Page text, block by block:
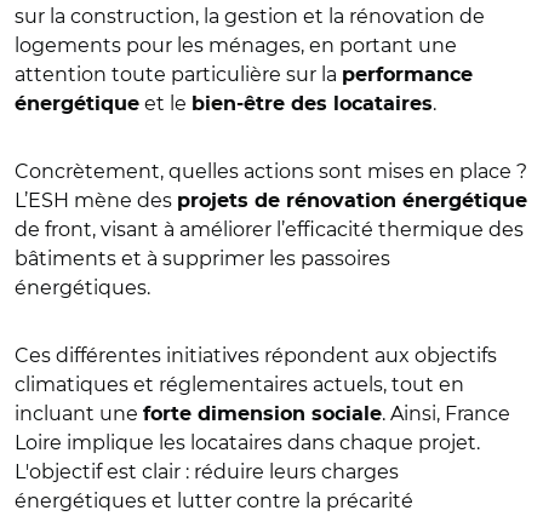
sur la construction, la gestion et la rénovation de
logements pour les ménages, en portant une
attention toute particulière sur la performance
énergétique et le bien-être des locataires.
Concrètement, quelles actions sont mises en place ?
L’ESH mène des projets de rénovation énergétique
de front, visant à améliorer l’efficacité thermique des
bâtiments et à supprimer les passoires
énergétiques.
Ces différentes initiatives répondent aux objectifs
climatiques et réglementaires actuels, tout en
incluant une forte dimension sociale. Ainsi, France
Loire implique les locataires dans chaque projet.
L'objectif est clair : réduire leurs charges
énergétiques et lutter contre la précarité